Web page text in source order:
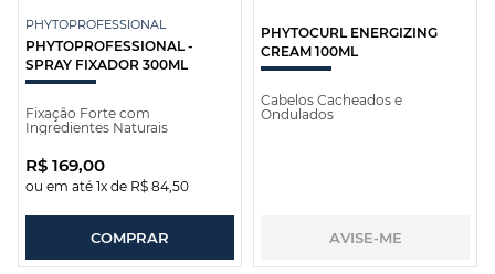
PHYTOPROFESSIONAL
PHYTOPROFESSIONAL -
SPRAY FIXADOR 300ML
Fixação Forte com
Ingredientes Naturais
R$ 169,00
ou em até 1x de R$ 84,50
COMPRAR
PHYTOCURL ENERGIZING
CREAM 100ML
Cabelos Cacheados e
Ondulados
AVISE-ME